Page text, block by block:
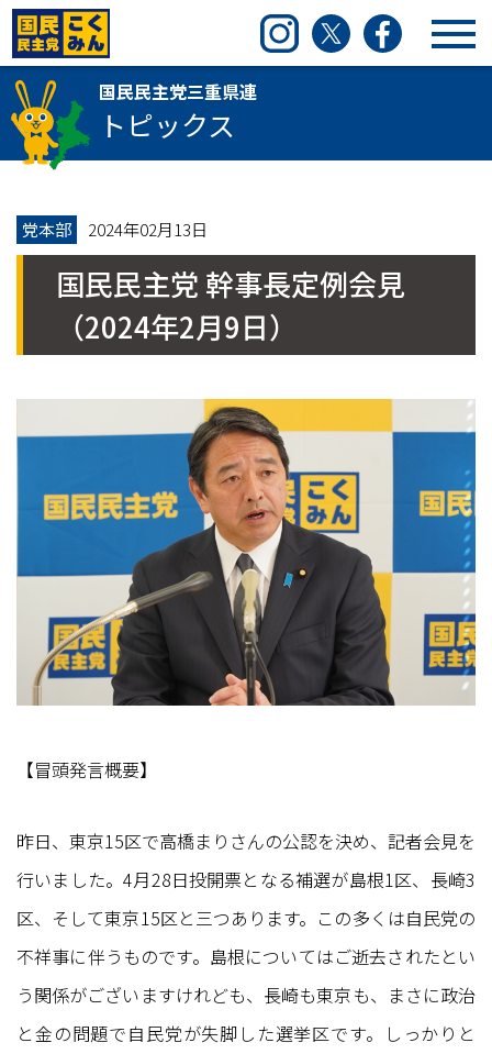
国民民主党三重県連 InstagramTwitter Facebook
国民民主党三重県連
トピックス
党本部 2024年02月13日
国民民主党 幹事長定例会見
（2024年2月9日）
【冒頭発言概要】
昨日、東京15区で高橋まりさんの公認を決め、記者会見を
行いました。4月28日投開票となる補選が島根1区、長崎3
区、そして東京15区と三つあります。この多くは自民党の
不祥事に伴うものです。島根についてはご逝去されたとい
う関係がございますけれども、長崎も東京も、まさに政治
と金の問題で自民党が失脚した選挙区です。しっかりと